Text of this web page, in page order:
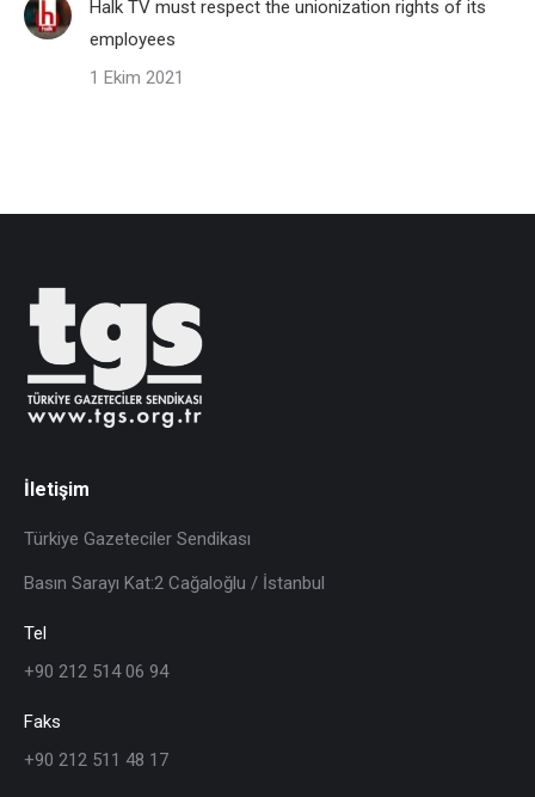
Halk TV must respect the unionization rights of its
employees
1 Ekim 2021
İletişim
Türkiye Gazeteciler Sendikası
Basın Sarayı Kat:2 Cağaloğlu / İstanbul
Tel
+90 212 514 06 94
Faks
+90 212 511 48 17